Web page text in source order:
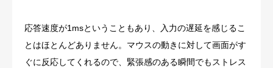
応答速度が1msということもあり、入力の遅延を感じるこ
とはほとんどありません。マウスの動きに対して画面がす
ぐに反応してくれるので、緊張感のある瞬間でもストレス